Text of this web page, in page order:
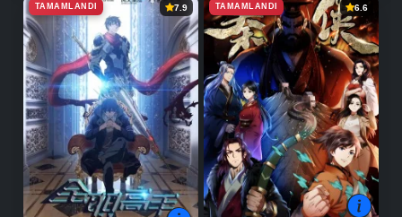
TAMAMLANDI 7.9 TAMAMLANDI 6.6